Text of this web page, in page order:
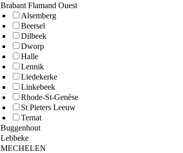
Brabant Flamand Ouest
Alsemberg
Beersel
Dilbeek
Dworp
Halle
Lennik
Liedekerke
Linkebeek
Rhode-St-Genèse
St Pieters Leeuw
Ternat
Buggenhout
Lebbeke
MECHELEN